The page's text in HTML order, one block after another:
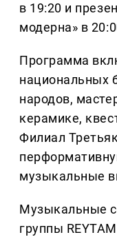
в 19:20 и
модерна» в
Программа
национальных
народов,
керамике,
Филиал
музыкальные
Музыкальные
группы